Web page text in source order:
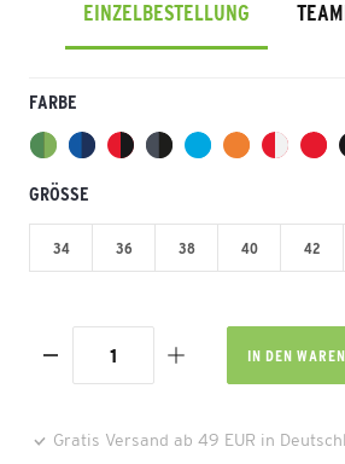
EINZELBESTELLUNG
FARBE
GRÖSSE
34 36 38 40 42
IN DEN
Gratis Versand ab 49 EUR in